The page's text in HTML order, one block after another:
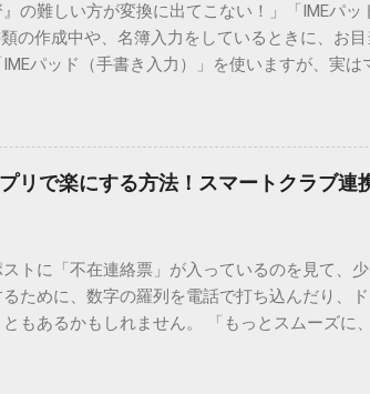
』の難しい方が変換に出てこない！」「IMEパ
の作成中や、名簿入力をしているときに、お
パッド（手書き入力）」を使いますが、実
外字、特殊記号を呼び出す「文字コード入力」
い漢字の入力で手を止める必要はありません
通の変換で出てこない漢字があるのでしょう
ソコンで一般的に使われる漢字は、JIS規格（
ています。しかし、人名や地名に使われる非
ード」といった 文字コード です。パソコン
す。変換候補に出ない文字でも、この住所（
標準機能！文字コードで漢字を出す「16進
力） 入力したい文字の「Unicode（例：20BB7
リで楽にする方法！スマートクラブ連
トに「不在連絡票」が入っているのを見て、
ために、数字の羅列を電話で打ち込んだり、
もあるかもしれません。 「もっとスムーズに
公式アプリの連携です。これらを活用するだけ